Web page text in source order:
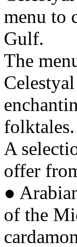
menu to
Gulf.
The
folktales.
A
offer
●
of the